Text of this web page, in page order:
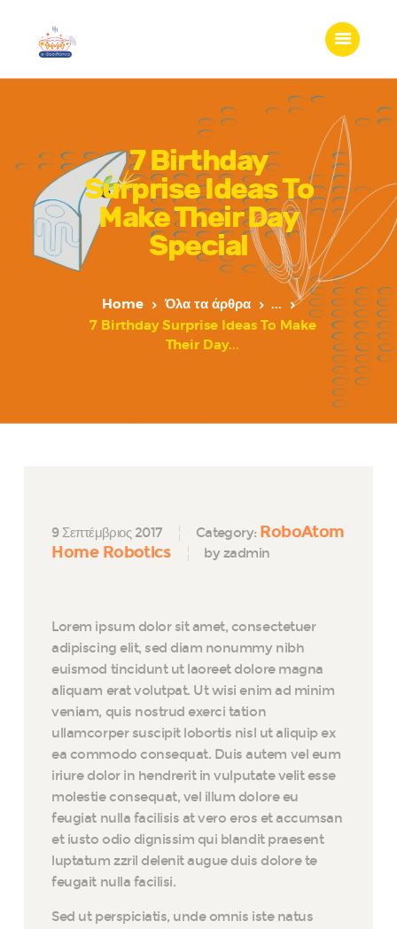
7 Birthday
Surprise Ideas To
Make Their Day
Special
Home Όλα τα άρθρα
...
7 Birthday Surprise Ideas To Make
Their Day...
9 Σεπτέμβριος 2017 Category: RoboAtom
Home Robotics
by zadmin
Lorem ipsum dolor sit amet, consectetuer
adipiscing elit, sed diam nonummy nibh
euismod tincidunt ut laoreet dolore magna
aliquam erat volutpat. Ut wisi enim ad minim
veniam, quis nostrud exerci tation
ullamcorper suscipit lobortis nisl ut aliquip ex
ea commodo consequat. Duis autem vel eum
iriure dolor in hendrerit in vulputate velit esse
molestie consequat, vel illum dolore eu
feugiat nulla facilisis at vero eros et accumsan
et iusto odio dignissim qui blandit praesent
luptatum zzril delenit augue duis dolore te
feugait nulla facilisi.
Sed ut perspiciatis, unde omnis iste natus